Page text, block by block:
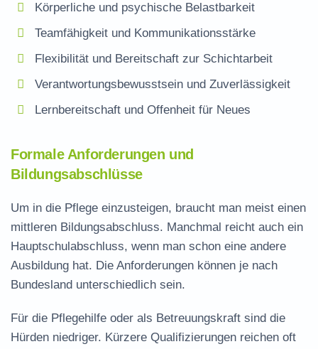
Körperliche und psychische Belastbarkeit
Teamfähigkeit und Kommunikationsstärke
Flexibilität und Bereitschaft zur Schichtarbeit
Verantwortungsbewusstsein und Zuverlässigkeit
Lernbereitschaft und Offenheit für Neues
Formale Anforderungen und
Bildungsabschlüsse
Um in die Pflege einzusteigen, braucht man meist einen
mittleren Bildungsabschluss. Manchmal reicht auch ein
Hauptschulabschluss, wenn man schon eine andere
Ausbildung hat. Die Anforderungen können je nach
Bundesland unterschiedlich sein.
Für die Pflegehilfe oder als Betreuungskraft sind die
Hürden niedriger. Kürzere Qualifizierungen reichen oft